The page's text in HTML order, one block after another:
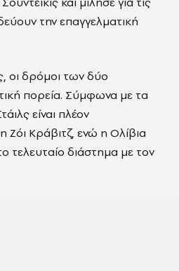
την επαγγελματική
οι δρόμοι των δύο
πορεία. Σύμφωνα με τα
είναι πλέον
Κράβιτζ, ενώ η Ολίβια
τελευταίο διάστημα με τον